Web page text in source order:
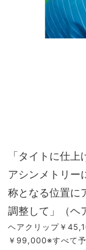
「タイトに仕
アシンメトリー
称となる位置に
調整して」（ヘ
ヘアクリップ￥
￥99,000※すべて